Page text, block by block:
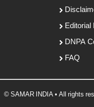
Editorial
DNPA
FAQ
© SAMAR INDIA • All rights